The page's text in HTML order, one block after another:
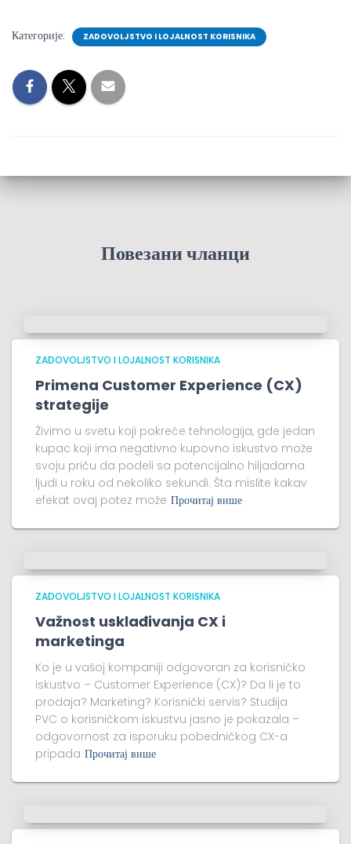
Категорије: ZADOVOLJSTVO I LOJALNOST KORISNIKA
Повезани чланци
ZADOVOLJSTVO I LOJALNOST KORISNIKA
Primena Customer Experience (CX)
strategije
Živimo u svetu koji pokreće tehnologija, gde jedan
kupac koji ima negativno kupovno iskustvo može
svoju priču da podeli sa potencijalno hiljadama
ljudi u roku od nekoliko sekundi. Šta mislite kakav
efekat ovaj potez može Прочитај више
ZADOVOLJSTVO I LOJALNOST KORISNIKA
Važnost usklađivanja CX i
marketinga
Ko je u vašoj kompaniji odgovoran za korisničko
iskustvo – Customer Experience (CX)? Da li je to
prodaja? Marketing? Korisnički servis? Studija
PVC o korisničkom iskustvu jasno je pokazala –
odgovornost za isporuku pobedničkog CX-a
pripada Прочитај више